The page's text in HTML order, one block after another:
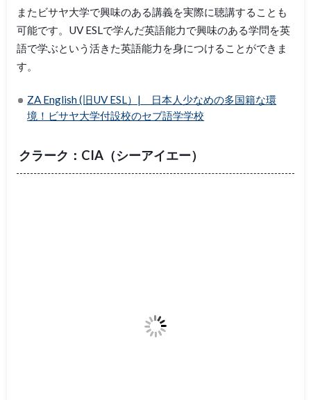
またビサヤ大学で興味のある講義を実際に聴講することも
可能です。UV ESLで学んだ英語能力で興味のある学問を英
語で学ぶという活きた英語能力を身につけることができま
す。
ZA English (旧UV ESL）| 日本人少なめの多国籍な環
境！ビサヤ大学付設校のセブ語学学校
クラーク：CIA（シーアイエー）